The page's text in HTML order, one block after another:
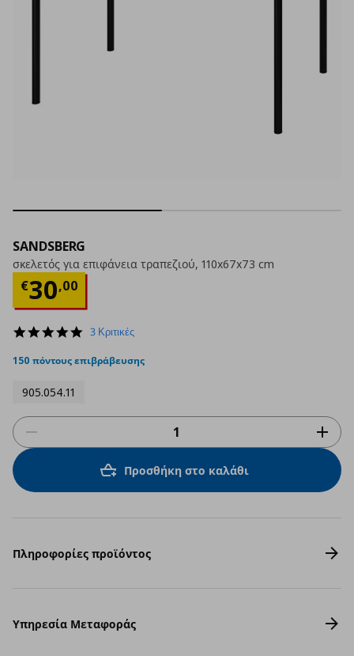
SANDSBERG
σκελετός για επιφάνεια τραπεζιού, 110x67x73 cm
€30,00
Τρέχουσα τιμή
5.0
rating
3 Κριτικές
150 πόντους επιβράβευσης
905.054.11
Προσθήκη στο καλάθι
Πληροφορίες προϊόντος
Υπηρεσία Μεταφοράς